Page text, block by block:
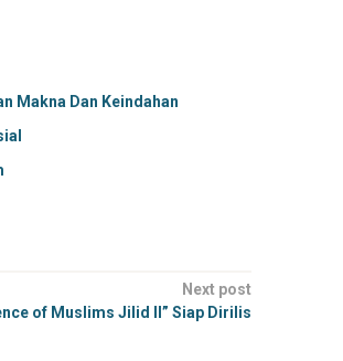
Makna Dan Keindahan
Next post
of Muslims Jilid II” Siap Dirilis